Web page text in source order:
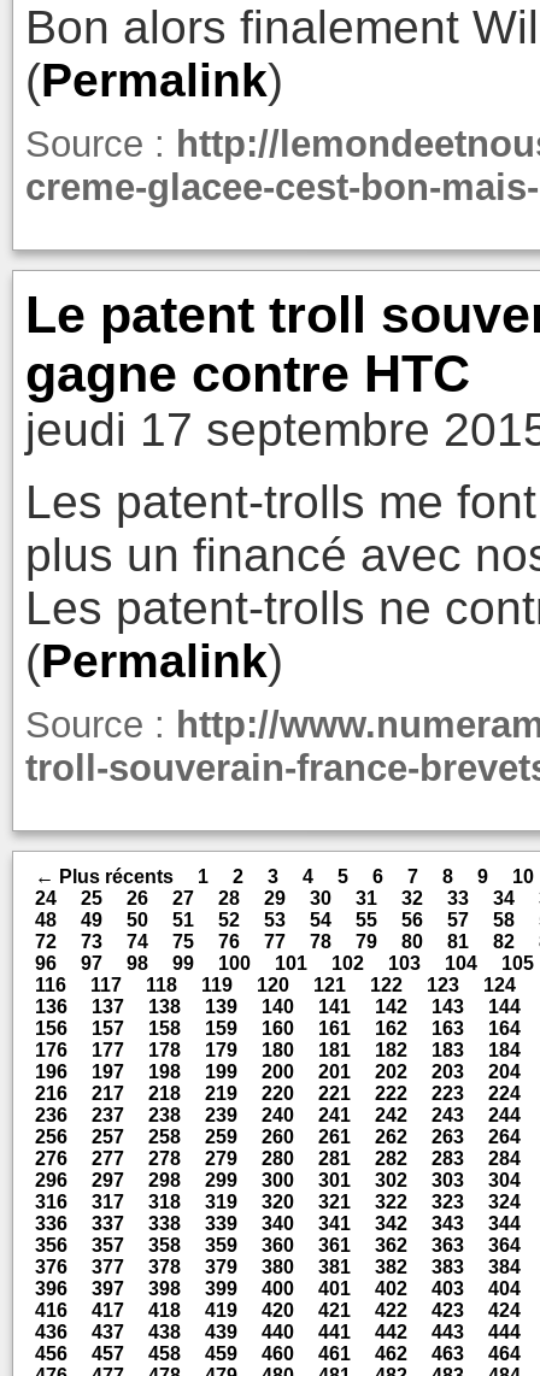
Bon alors finalement
(Permalink)
Source : http://
creme-glacee-cest-bon-
Le patent troll
gagne contre HTC
jeudi 17 septembre
Les patent-trolls me
plus un financé avec
Les patent-trolls ne
(Permalink)
Source : http://
troll-souverain-france-
← Plus récents 1 2 3 4 5 6 7 8 9
10
24
25 26 27 28 29 30 31 32 33 34
48
49 50 51 52 53 54 55 56 57 58
72
73 74 75 76 77 78 79 80 81 82
96
97 98 99 100 101 102 103 104
105
116
117 118 119 120 121 122 123 124
136
137 138 139 140 141 142 143
144
156
157 158 159 160 161 162 163
164
176
177 178 179 180 181 182 183
184
196
197 198 199 200 201 202 203
204
216
217 218 219 220 221 222 223
224
236
237 238 239 240 241 242 243
244
256
257 258 259 260 261 262 263
264
276
277 278 279 280 281 282 283
284
296
297 298 299 300 301 302 303
304
316
317 318 319 320 321 322 323
324
336
337 338 339 340 341 342 343
344
356
357 358 359 360 361 362 363
364
376
377 378 379 380 381 382 383
384
396
397 398 399 400 401 402 403
404
416
417 418 419 420 421 422 423
424
436
437 438 439 440 441 442 443
444
456
457 458 459 460 461 462 463
464